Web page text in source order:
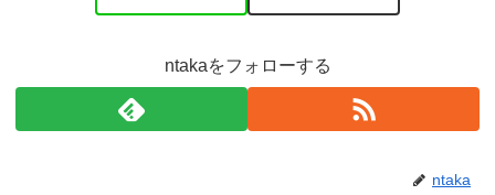
ntakaをフォローする
ntaka